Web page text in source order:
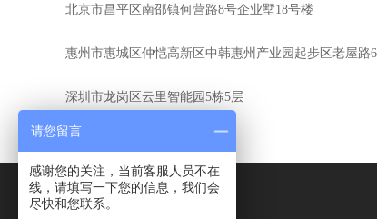
北京市昌平区南邵镇何营路8号企业墅18号楼
惠州市惠城区仲恺高新区中韩惠州产业园起步区老屋路
深圳市龙岗区云里智能园5栋5层
请您留言
感谢您的关注，当前客服人员不在
线，请填写一下您的信息，我们会
尽快和您联系。